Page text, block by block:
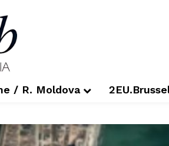
/ R. Moldova